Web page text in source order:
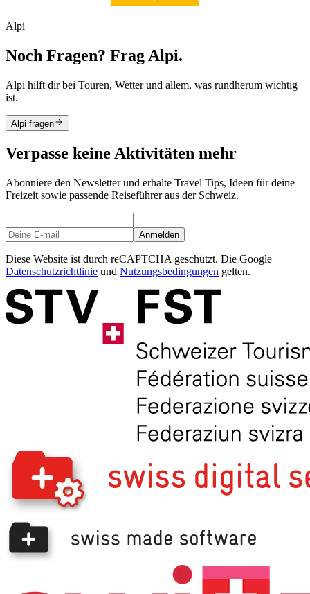
Alpi
Noch Fragen? Frag Alpi.
Alpi hilft dir bei Touren, Wetter und allem, was rundherum wichtig
ist.
Alpi fragen
Verpasse keine Aktivitäten mehr
Abonniere den Newsletter und erhalte Travel Tips, Ideen für deine
Freizeit sowie passende Reiseführer aus der Schweiz.
Anmelden
Diese Website ist durch reCAPTCHA geschützt. Die Google
Datenschutzrichtlinie und Nutzungsbedingungen gelten.